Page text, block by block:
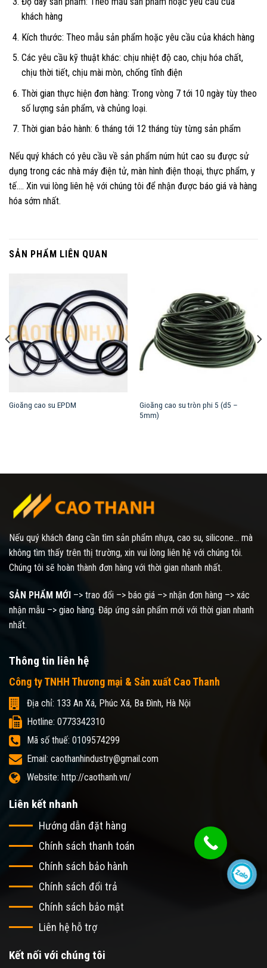
khách hàng
Kích thước: Theo mẫu sản phẩm hoặc yêu cầu của khách hàng
Các yêu cầu kỹ thuật khác: chịu nhiệt độ cao, chịu hóa chất,
chịu thời tiết, chịu mài mòn, chống tĩnh điện
Thời gian thực hiện đơn hàng: Trong vòng 7 tới 10 ngày tùy theo
số lượng sản phẩm, và chủng loại.
Thời gian bảo hành: 6 tháng tới 12 tháng tùy từng sản phẩm
Nếu quý khách có yêu cầu về sản phẩm núm hút cao su được sử
dụng trong các nhà máy điện tử, màn hình điện thoại, thực phẩm, y
tế…. Xin vui lòng liên hệ với chúng tôi để nhận được báo giá và hàng
hóa sớm nhất.
SẢN PHẨM LIÊN QUAN
Gioăng cao su EPDM
Gioăng cao su tròn phi 5 (d5 –
5mm)
Nếu quý khách đang cần tìm sản phẩm nhựa, cao su, silicone... mà
không tìm thấy trên thị trường, xin vui lòng liên hệ với chúng tôi.
Chúng tôi sẽ hoàn thành đơn hàng với thời gian nhanh nhất.
SẢN PHẨM MỚI –> trao đổi –> báo giá –> nhận đơn hàng –> xác
nhận mẫu –> giao hàng. Đáp ứng sản phẩm mới với thời gian nhanh
nhất.
Thông tin liên hệ
Công ty TNHH Thương mại & Sản xuất Cao Thanh
Địa chỉ: 133 An Xá, Phúc Xá, Ba Đình, Hà Nội
Hotline: 0773342310
Mã số thuế: 0109574299
Email: caothanhindustry@gmail.com
Website: http://caothanh.vn/
Liên kết nhanh
Hướng dẫn đặt hàng
Chính sách thanh toán
Chính sách bảo hành
Chính sách đổi trả
Chính sách bảo mật
Liên hệ hỗ trợ
Kết nối với chúng tôi